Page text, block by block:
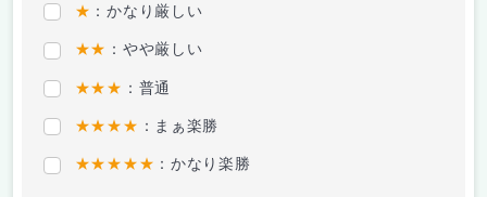
★ ：かなり厳しい
★★ ：やや厳しい
★★★ ：普通
★★★★ ：まぁ楽勝
★★★★★ ：かなり楽勝